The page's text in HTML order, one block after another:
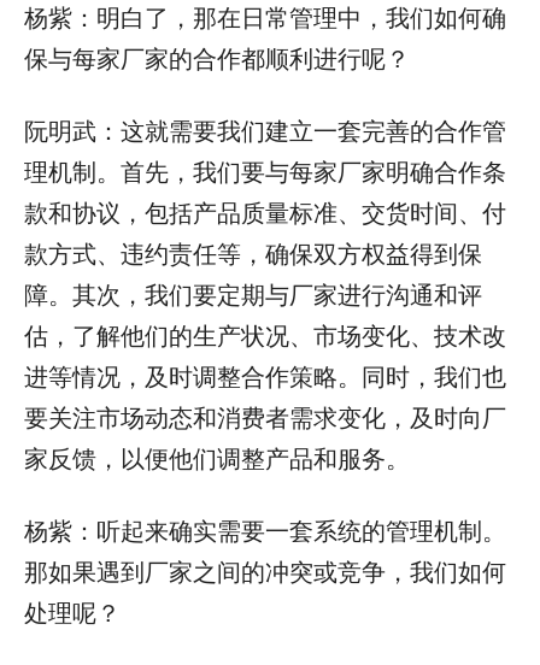
杨紫：明白了，那在日常管理中，我们如何确
保与每家厂家的合作都顺利进行呢？
阮明武：这就需要我们建立一套完善的合作管
理机制。首先，我们要与每家厂家明确合作条
款和协议，包括产品质量标准、交货时间、付
款方式、违约责任等，确保双方权益得到保
障。其次，我们要定期与厂家进行沟通和评
估，了解他们的生产状况、市场变化、技术改
进等情况，及时调整合作策略。同时，我们也
要关注市场动态和消费者需求变化，及时向厂
家反馈，以便他们调整产品和服务。
杨紫：听起来确实需要一套系统的管理机制。
那如果遇到厂家之间的冲突或竞争，我们如何
处理呢？